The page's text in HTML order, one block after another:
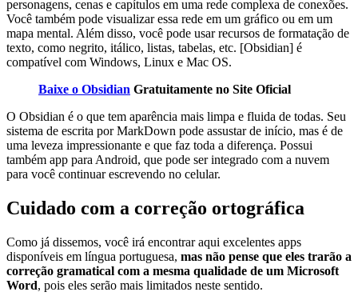
personagens, cenas e capítulos em uma rede complexa de conexões.
Você também pode visualizar essa rede em um gráfico ou em um
mapa mental. Além disso, você pode usar recursos de formatação de
texto, como negrito, itálico, listas, tabelas, etc. [Obsidian] é
compatível com Windows, Linux e Mac OS.
Baixe o Obsidian Gratuitamente no Site Oficial
O Obsidian é o que tem aparência mais limpa e fluida de todas. Seu
sistema de escrita por MarkDown pode assustar de início, mas é de
uma leveza impressionante e que faz toda a diferença. Possui
também app para Android, que pode ser integrado com a nuvem
para você continuar escrevendo no celular.
Cuidado com a correção ortográfica
Como já dissemos, você irá encontrar aqui excelentes apps
disponíveis em língua portuguesa, mas não pense que eles trarão a
correção gramatical com a mesma qualidade de um Microsoft
Word, pois eles serão mais limitados neste sentido.